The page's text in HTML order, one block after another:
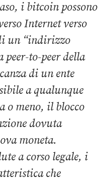
i bitcoin possono
Internet verso
un “indirizzo
to-peer della
di un ente
a qualunque
o meno, il blocco
dovuta
moneta.
a corso legale, i
che